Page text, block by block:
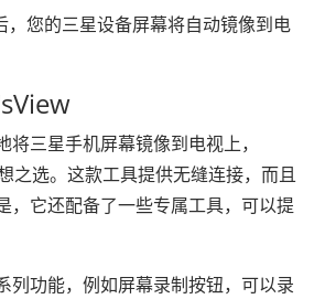
，您的三星设备屏幕将自动镜像到电
将三星手机屏幕镜像到电视上，
之选。这款工具提供无缝连接，而且
，它还配备了一些专属工具，可以提
列功能，例如屏幕录制按钮，可以录